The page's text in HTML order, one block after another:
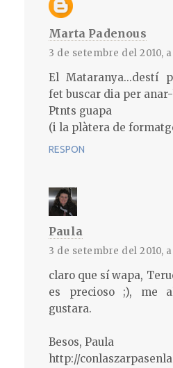
Marta Padenous
3 de setembre del 2010,
El Mataranya...destí
fet buscar dia per
Ptnts guapa
(i la plàtera de
RESPON
Paula
3 de setembre del 2010,
claro que sí wapa,
es precioso ;), me
gustara.
Besos, Paula
http://